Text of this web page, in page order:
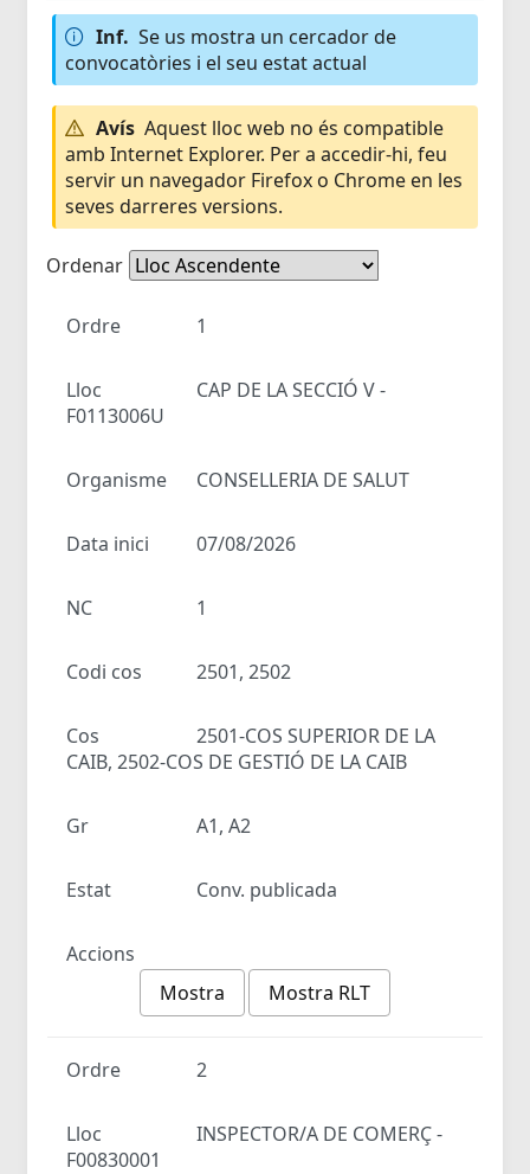
Inf. Se us mostra un cercador de
convocatòries i el seu estat actual
Avís Aquest lloc web no és compatible
amb Internet Explorer. Per a accedir-hi, feu
servir un navegador Firefox o Chrome en les
seves darreres versions.
Ordenar
Ordre 1
Lloc
CAP DE LA SECCIÓ V -
F0113006U
Organisme CONSELLERIA DE SALUT
Data inici 07/08/2026
NC 1
Codi cos 2501, 2502
Cos
2501-COS SUPERIOR DE LA
CAIB, 2502-COS DE GESTIÓ DE LA CAIB
Gr A1, A2
Estat Conv. publicada
Accions
Mostra
Mostra RLT
Ordre 2
Lloc
INSPECTOR/A DE COMERÇ -
F00830001